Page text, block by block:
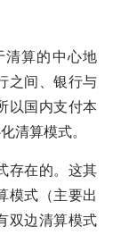
清算的中心地
之间、银行与
以国内支付本
清算模式。
存在的。这其
模式（主要出
双边清算模式